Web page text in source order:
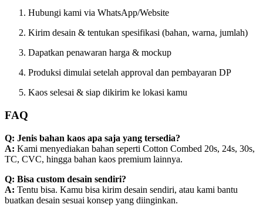
Hubungi kami via WhatsApp/Website
Kirim desain & tentukan spesifikasi (bahan, warna, jumlah)
Dapatkan penawaran harga & mockup
Produksi dimulai setelah approval dan pembayaran DP
Kaos selesai & siap dikirim ke lokasi kamu
FAQ
Q: Jenis bahan kaos apa saja yang tersedia?
A: Kami menyediakan bahan seperti Cotton Combed 20s, 24s, 30s,
TC, CVC, hingga bahan kaos premium lainnya.
Q: Bisa custom desain sendiri?
A: Tentu bisa. Kamu bisa kirim desain sendiri, atau kami bantu
buatkan desain sesuai konsep yang diinginkan.